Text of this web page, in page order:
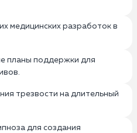
медицинских разработок в
планы поддержки для
трезвости на длительный
для создания